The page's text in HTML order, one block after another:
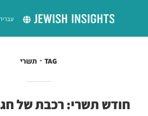
TAG תשרי
חודש תשרי: רכבת של